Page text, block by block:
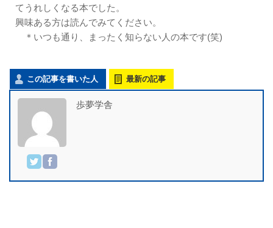
てうれしくなる本でした。
興味ある方は読んでみてください。
＊いつも通り、まったく知らない人の本です(笑)
この記事を書いた人 最新の記事
歩夢学舎